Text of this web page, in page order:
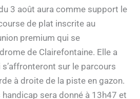
3 août aura comme support le
de plat inscrite au
premium qui se
de Clairefontaine. Elle a
sur le parcours
à droite de la piste en gazon.
sera donné à 13h47 et